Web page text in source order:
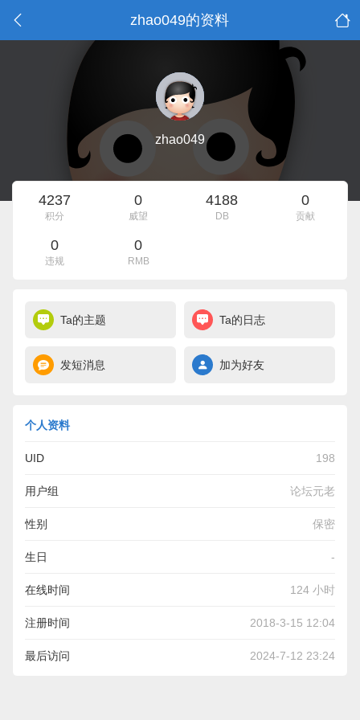
zhao049的资料
zhao049
4237
积分
0
威望
4188
DB
0
贡献
0
违规
0
RMB
Ta的主题 Ta的日志
发短消息 加为好友
个人资料
UID 198
用户组 论坛元老
性别 保密
生日 -
在线时间 124 小时
注册时间 2018-3-15 12:04
最后访问 2024-7-12 23:24